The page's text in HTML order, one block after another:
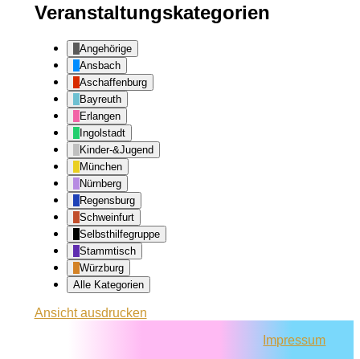
Veranstaltungskategorien
Angehörige
Ansbach
Aschaffenburg
Bayreuth
Erlangen
Ingolstadt
Kinder-&Jugend
München
Nürnberg
Regensburg
Schweinfurt
Selbsthilfegruppe
Stammtisch
Würzburg
Alle Kategorien
Ansichtausdrucken
Impressum